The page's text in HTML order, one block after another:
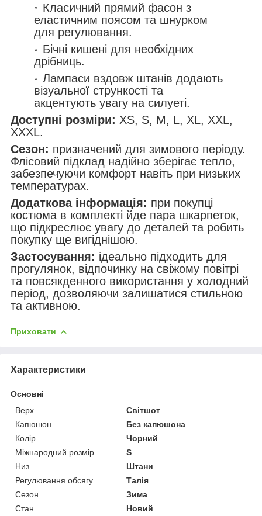
Класичний прямий фасон з
еластичним поясом та шнурком
для регулювання.
Бічні кишені для необхідних
дрібниць.
Лампаси вздовж штанів додають
візуальної стрункості та
акцентують увагу на силуеті.
Доступні розміри: XS, S, M, L, XL, XXL,
XXXL.
Сезон: призначений для зимового періоду.
Флісовий підклад надійно зберігає тепло,
забезпечуючи комфорт навіть при низьких
температурах.
Додаткова інформація: при покупці
костюма в комплекті йде пара шкарпеток,
що підкреслює увагу до деталей та робить
покупку ще вигіднішою.
Застосування: ідеально підходить для
прогулянок, відпочинку на свіжому повітрі
та повсякденного використання у холодний
період, дозволяючи залишатися стильною
та активною.
Приховати
Характеристики
Основні
Верх
Світшот
Капюшон
Без капюшона
Колір
Чорний
Міжнародний розмір
S
Низ
Штани
Регулювання обсягу
Талія
Сезон
Зима
Стан
Новий